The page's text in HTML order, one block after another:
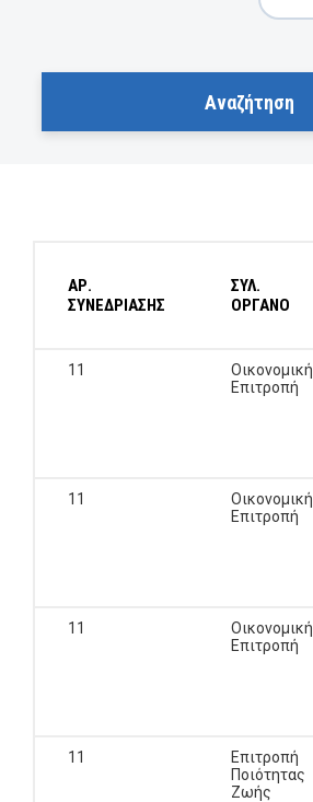
ΑΡ.
ΣΥΝΕΔΡΙΑΣΗΣ
ΣΥΛ.
ΟΡΓΑΝΟ
11
Οικονομική
Επιτροπή
11
Οικονομική
Επιτροπή
11
Οικονομική
Επιτροπή
11
Επιτροπή
Ποιότητας
Ζωής